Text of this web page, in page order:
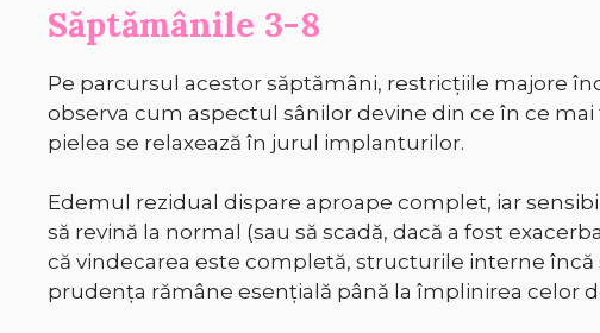
Săptămânile 3-8
Pe parcursul acestor săptămâni, restricțiile majore
observa cum aspectul sânilor devine din ce în ce
pielea se relaxează în jurul implanturilor.
Edemul rezidual dispare aproape complet, iar
să revină la normal (sau să scadă, dacă a fost
că vindecarea este completă, structurile interne
prudența rămâne esențială până la împlinirea celor